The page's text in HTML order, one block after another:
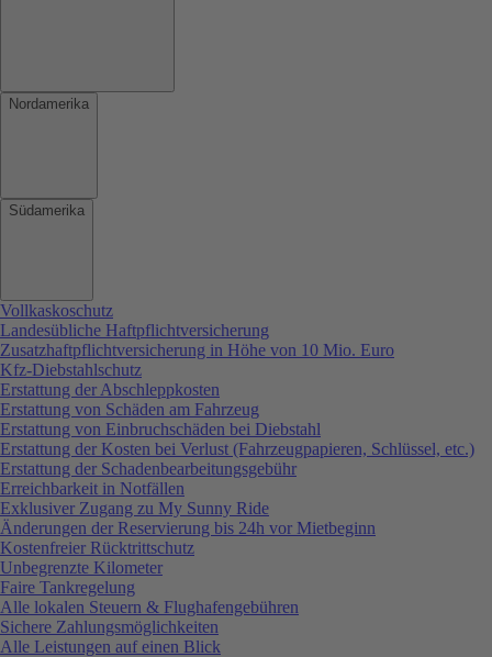
Nordamerika
Südamerika
Vollkaskoschutz
Landesübliche Haftpflichtversicherung
Zusatzhaftpflichtversicherung in Höhe von 10 Mio. Euro
Kfz-Diebstahlschutz
Erstattung der Abschleppkosten
Erstattung von Schäden am Fahrzeug
Erstattung von Einbruchschäden bei Diebstahl
Erstattung der Kosten bei Verlust (Fahrzeugpapieren, Schlüssel, etc.)
Erstattung der Schadenbearbeitungsgebühr
Erreichbarkeit in Notfällen
Exklusiver Zugang zu My Sunny Ride
Änderungen der Reservierung bis 24h vor Mietbeginn
Kostenfreier Rücktrittschutz
Unbegrenzte Kilometer
Faire Tankregelung
Alle lokalen Steuern & Flughafengebühren
Sichere Zahlungsmöglichkeiten
Alle Leistungen auf einen Blick